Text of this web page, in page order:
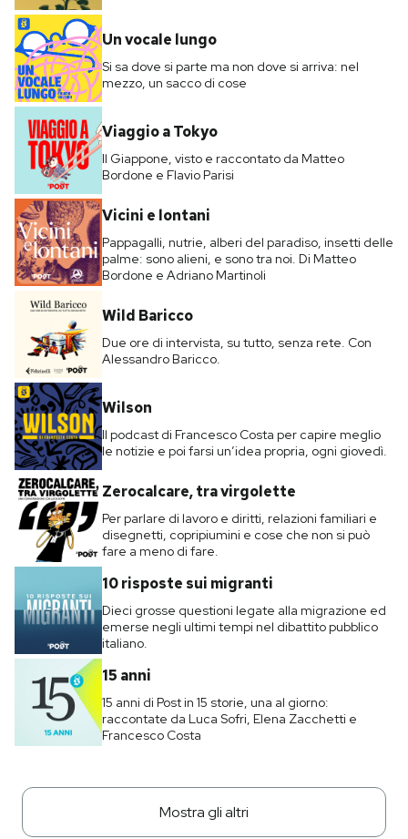
Un vocale lungo
Si sa dove si parte ma non dove si arriva: nel
mezzo, un sacco di cose
Viaggio a Tokyo
Il Giappone, visto e raccontato da Matteo
Bordone e Flavio Parisi
Vicini e lontani
Pappagalli, nutrie, alberi del paradiso, insetti delle
palme: sono alieni, e sono tra noi. Di Matteo
Bordone e Adriano Martinoli
Wild Baricco
Due ore di intervista, su tutto, senza rete. Con
Alessandro Baricco.
Wilson
Il podcast di Francesco Costa per capire meglio
le notizie e poi farsi un’idea propria, ogni giovedì.
Zerocalcare, tra virgolette
Per parlare di lavoro e diritti, relazioni familiari e
disegnetti, copripiumini e cose che non si può
fare a meno di fare.
10 risposte sui migranti
Dieci grosse questioni legate alla migrazione ed
emerse negli ultimi tempi nel dibattito pubblico
italiano.
15 anni
15 anni di Post in 15 storie, una al giorno:
raccontate da Luca Sofri, Elena Zacchetti e
Francesco Costa
Mostra gli altri